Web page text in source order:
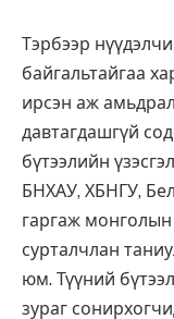
Тэрбээр
байгальтайгаа
ирсэн аж
давтагдашгүй
бүтээлийн
БНХАУ, ХБНГУ,
гаргаж монголын
сурталчлан
юм. Түүний
зураг